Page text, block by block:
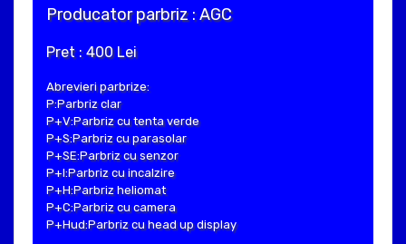
Producator parbriz : AGC
Pret : 400 Lei
Abrevieri parbrize:
P:Parbriz clar
P+V:Parbriz cu tenta verde
P+S:Parbriz cu parasolar
P+SE:Parbriz cu senzor
P+I:Parbriz cu incalzire
P+H:Parbriz heliomat
P+C:Parbriz cu camera
P+Hud:Parbriz cu head up display